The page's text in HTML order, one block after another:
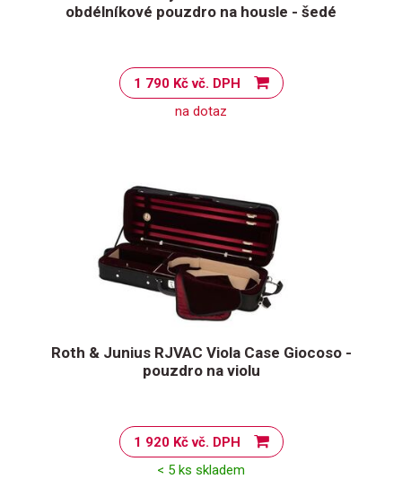
obdélníkové pouzdro na housle - šedé
1 790 Kč vč. DPH
na dotaz
Roth & Junius RJVAC Viola Case Giocoso -
pouzdro na violu
1 920 Kč vč. DPH
< 5 ks skladem